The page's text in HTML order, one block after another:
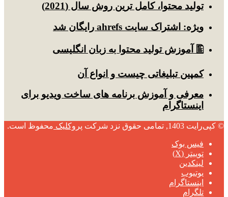
توليد محتوا، کامل ترین روش سال (2021)
ویژه: اشتراک سایت ahrefs رایگان شد
🖺 آموزش تولید محتوا به زبان انگلیسی
کمپین تبلیغاتی چیست و انواع آن
معرفی و آموزش برنامه های ساخت ویدیو برای
اینستاگرام
© کپی‌رایت 1403, تمامی حقوق نزد شرکت پروکلیک محفوظ است.
فیس بوک
توییتر (X)
لینکدین
یوتیوب
اینستاگرام
تلگرام